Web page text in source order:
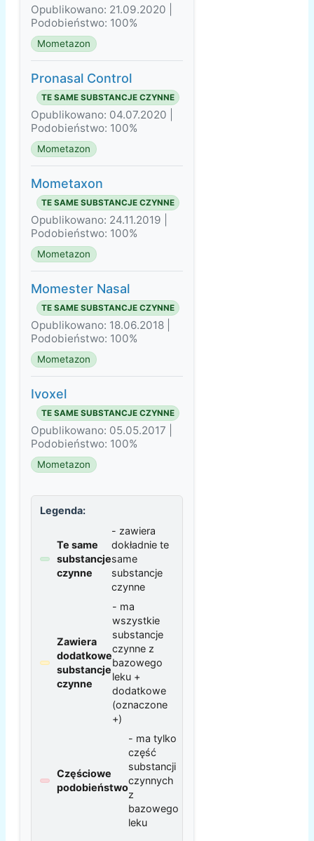
Opublikowano: 21.09.2020 |
Podobieństwo: 100%
Mometazon
Pronasal Control
TE SAME SUBSTANCJE CZYNNE
Opublikowano: 04.07.2020 |
Podobieństwo: 100%
Mometazon
Mometaxon
TE SAME SUBSTANCJE CZYNNE
Opublikowano: 24.11.2019 |
Podobieństwo: 100%
Mometazon
Momester Nasal
TE SAME SUBSTANCJE CZYNNE
Opublikowano: 18.06.2018 |
Podobieństwo: 100%
Mometazon
Ivoxel
TE SAME SUBSTANCJE CZYNNE
Opublikowano: 05.05.2017 |
Podobieństwo: 100%
Mometazon
Legenda:
Te same
substancje
czynne
- zawiera
dokładnie te
same
substancje
czynne
Zawiera
dodatkowe
substancje
czynne
- ma
wszystkie
substancje
czynne z
bazowego
leku +
dodatkowe
(oznaczone
+)
Częściowe
podobieństwo
- ma tylko
część
substancji
czynnych
z
bazowego
leku